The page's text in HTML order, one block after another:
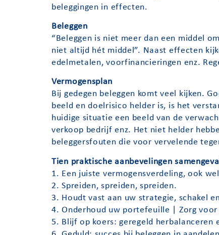
beleggingen in effecten.
Beleggen
“Beleggen is niet meer dan een middel
niet altijd hét middel”. Naast effecten
edelmetalen, voorfinancieringen enz.
Vermogensplan
Bij gedegen beleggen komt veel kijken.
beeld en doelrisico helder is, is het
huidige situatie een beeld van de
verkoop bedrijf enz. Het niet helder
beleggersfouten die voor vervelende
Tien praktische aanbevelingen
1. Een juiste vermogensverdeling, ook
2. Spreiden, spreiden, spreiden.
3. Houdt vast aan uw strategie, schakel
4. Onderhoud uw portefeuille | Zorg voor
5. Blijf op koers: geregeld herbalanceren